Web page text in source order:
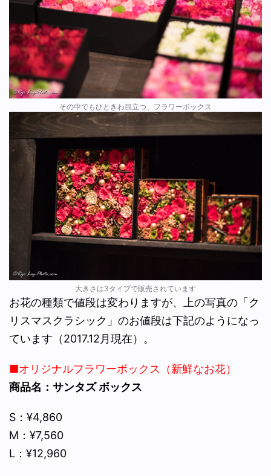
その中でもひときわ目立つ、フラワーボックス
大きさは3タイプで販売されています
お花の種類で値段は変わりますが、上の写真の「ク
リスマスクラシック」のお値段は下記のようになっ
ています（2017.12月現在）。
■オリジナルフラワーボックス（新鮮なお花）
商品名：サンタズ ボックス
S：¥4,860
M：¥7,560
L：¥12,960